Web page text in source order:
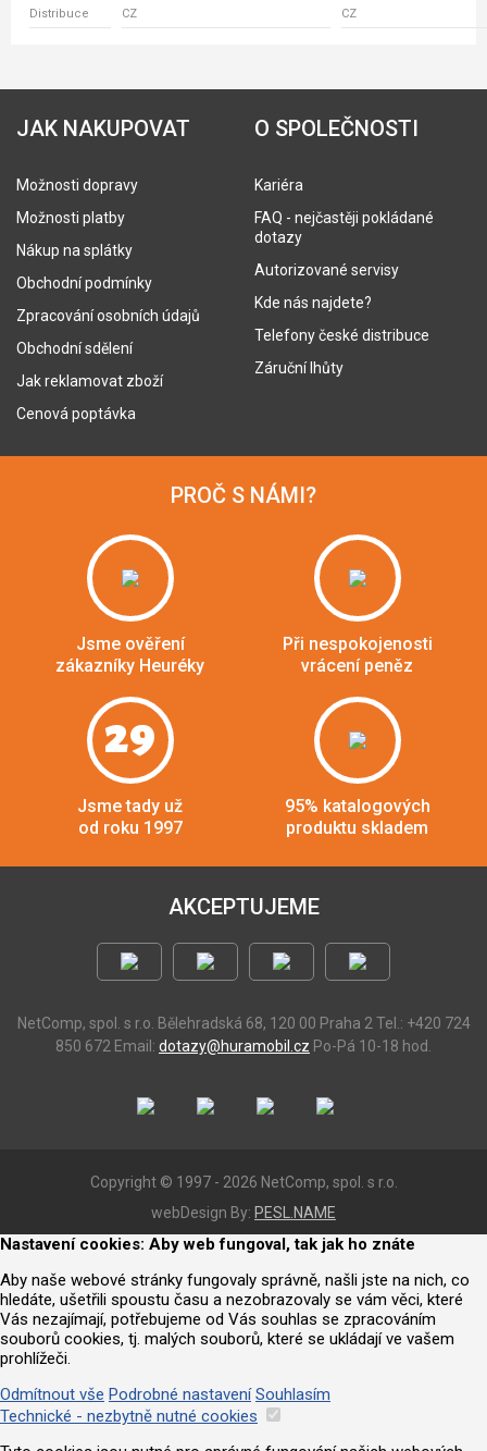
Distribuce CZ CZ
JAK NAKUPOVAT
Možnosti dopravy
Možnosti platby
Nákup na splátky
Obchodní podmínky
Zpracování osobních údajů
Obchodní sdělení
Jak reklamovat zboží
Cenová poptávka
O SPOLEČNOSTI
Kariéra
FAQ - nejčastěji pokládané
dotazy
Autorizované servisy
Kde nás najdete?
Telefony české distribuce
Záruční lhůty
PROČ S NÁMI?
Jsme ověření
zákazníky Heuréky
Při nespokojenosti
vrácení peněz
29
Jsme tady už
od roku 1997
95% katalogových
produktu skladem
AKCEPTUJEME
NetComp, spol. s r.o. Bělehradská 68, 120 00 Praha 2 Tel.: +420 724
850 672 Email: dotazy@huramobil.cz Po-Pá 10-18 hod.
Copyright © 1997 - 2026 NetComp, spol. s r.o.
webDesign By: PESL.NAME
Nastavení cookies: Aby web fungoval, tak jak ho znáte
Aby naše webové stránky fungovaly správně, našli jste na nich, co
hledáte, ušetřili spoustu času a nezobrazovaly se vám věci, které
Vás nezajímají, potřebujeme od Vás souhlas se zpracováním
souborů cookies, tj. malých souborů, které se ukládají ve vašem
prohlížeči.
Odmítnout vše Podrobné nastavení Souhlasím
Technické - nezbytně nutné cookies